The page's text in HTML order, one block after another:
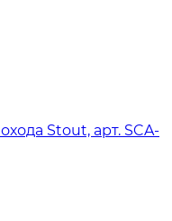
Stout, арт. SCA-